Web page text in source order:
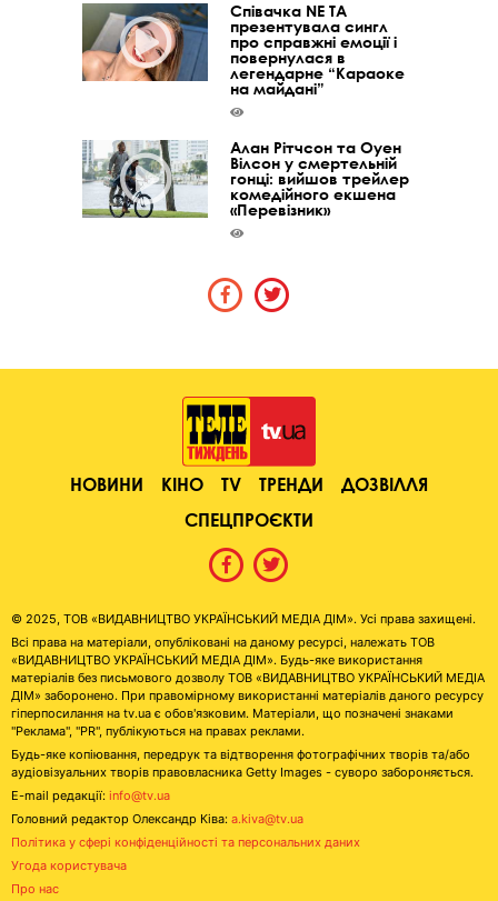
Співачка NE TA
презентувала сингл
про справжні емоції і
повернулася в
легендарне “Караоке
на майдані”
Алан Рітчсон та Оуен
Вілсон у смертельній
гонці: вийшов трейлер
комедійного екшена
«Перевізник»
НОВИНИ КІНО TV ТРЕНДИ
ДОЗВІЛЛЯ
СПЕЦПРОЄКТИ
© 2025, ТОВ «ВИДАВНИЦТВО УКРАЇНСЬКИЙ МЕДІА ДІМ». Усі права захищені.
Всі права на матеріали, опубліковані на даному ресурсі, належать ТОВ
«ВИДАВНИЦТВО УКРАЇНСЬКИЙ МЕДІА ДІМ». Будь-яке використання
матеріалів без письмового дозволу ТОВ «ВИДАВНИЦТВО УКРАЇНСЬКИЙ МЕДІА
ДІМ» заборонено. При правомірному використанні матеріалів даного ресурсу
гіперпосилання на tv.ua є обов'язковим. Матеріали, що позначені знаками
"Реклама", "PR", публікуються на правах реклами.
Будь-яке копіювання, передрук та відтворення фотографічних творів та/або
аудіовізуальних творів правовласника Getty Images - суворо забороняється.
E-mail редакції: info@tv.ua
Головний редактор Олександр Ківа: a.kiva@tv.ua
Політика у сфері конфіденційності та персональних даних
Угода користувача
Про нас